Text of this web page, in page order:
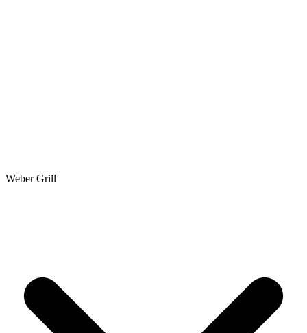
Weber Grill